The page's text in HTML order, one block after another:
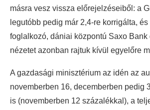
másra vesz vissza előrejelzéseiből: a
legutóbb pedig már 2,4-re korrigálta,
foglalkozó, dániai központú Saxo
nézetet azonban rajtuk kívül egyelőre
A gazdasági minisztérium az idén az
novemberben 16, decemberben pedig
is (novemberben 12 százalékkal), a